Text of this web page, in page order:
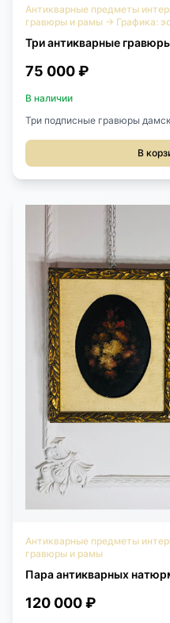
Антикварные предметы
гравюры и рамы → Графика:
Три антикварные
75 000 ₽
В наличии
Три подписные гравюры
гравюры красиво оформлены
под стеклом. Размер 52х40h
В
Антикварные предметы
гравюры и рамы
Пара антикварных
120 000 ₽